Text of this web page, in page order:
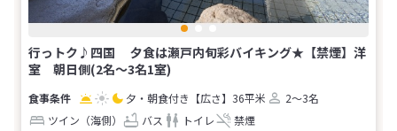
行っトク♪四国 夕食は瀬戸内旬彩バイキング★【禁煙】洋
室 朝日側(2名～3名1室)
夕・朝食付き 【広さ】36平米
2～3名
ツイン（海側）
バス トイレ 禁煙